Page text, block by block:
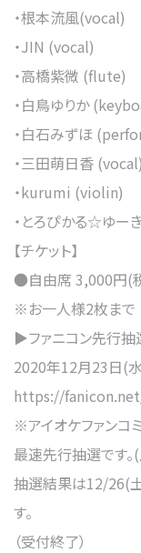
・根本流風(vocal)
・JIN (vocal)
・高橋紫微 (flute)
・白鳥ゆりか
・白石みずほ
・三田萌日香 (vocal)
・kurumi (violin)
・とろぴかる☆ゆー
【チケット】
●自由席 3,000円(
※お一人様2枚まで
▶︎ファニコン先行
2020年12月23日(
https://
※アイオケファンコ
最速先行抽選です。
抽選結果は12/26(
す。
（受付終了）